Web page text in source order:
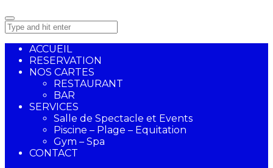
ACCUEIL
RESERVATION
NOS CARTES
RESTAURANT
BAR
SERVICES
Salle de Spectacle et Events
Piscine – Plage – Equitation
Gym – Spa
CONTACT